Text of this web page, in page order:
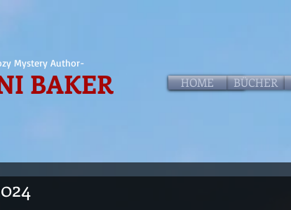
Mystery Author-
BAKER HOME BÜCHER
HOME